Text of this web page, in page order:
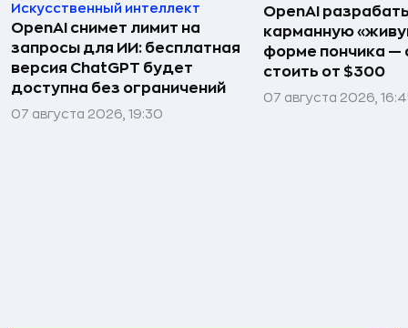
Искусственный интеллект
OpenAI снимет лимит на
запросы для ИИ: бесплатная
версия ChatGPT будет
доступна без ограничений
07 августа 2026, 19:30
OpenAI
карманную
форме пончика —
стоить от $300
07 августа 2026,